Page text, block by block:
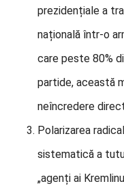
prezidențiale a
națională într-o
care peste 80%
partide, această
neîncredere
Polarizarea
sistematică a
„agenți ai